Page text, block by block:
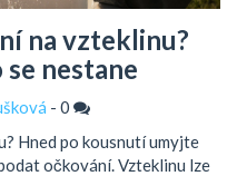
na vzteklinu?
nestane
- 0
Hned po kousnutí umyjte
očkování. Vzteklinu lze